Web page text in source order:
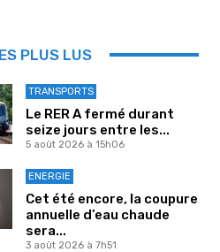
PLUS LUS
TRANSPORTS
Le RER A fermé durant
seize jours entre les...
5 août 2026 à 15h06
ENERGIE
Cet été encore, la coupure
annuelle d’eau chaude
sera...
3 août 2026 à 7h51